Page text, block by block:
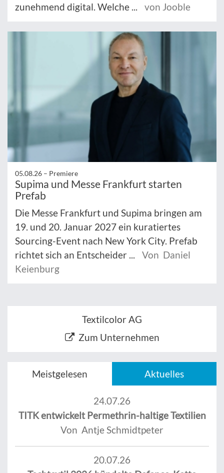
zunehmend digital. Welche ...
von Jooble
05.08.26 – Premiere
Supima und Messe Frankfurt starten
Prefab
Die Messe Frankfurt und Supima bringen am
19. und 20. Januar 2027 ein kuratiertes
Sourcing-Event nach New York City. Prefab
richtet sich an Entscheider ...
Von Daniel
Keienburg
Textilcolor AG
Zum Unternehmen
Meistgelesen Aktuelles
24.07.26
TITK entwickelt Permethrin-haltige Textilien
Von Antje Schmidtpeter
20.07.26